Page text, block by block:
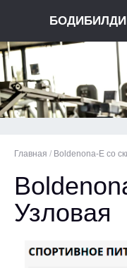
Главная / Boldenona-E со
Узловая